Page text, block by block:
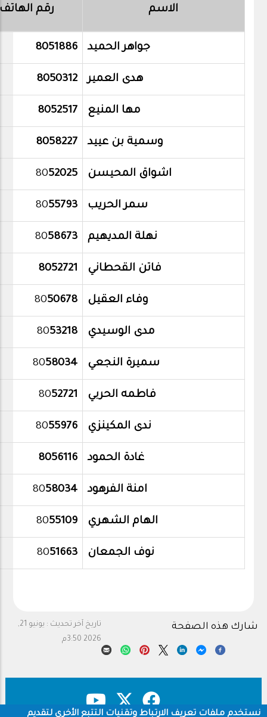
الاسم رقم
جواهر الحميد 8051886
هدى العمير 8050312
مها المنيع 8052517
وسمية بن عييد 8058227
اشواق المحيسن 8052025
سمر الحريب 8055793
نهلة المديهيم 8058673
فاتن القحطاني 8052721
وفاء العقيل 8050678
مدى الوسيدي 8053218
سميرة النجعي 8058034
فاطمه الحربي 8052721
ندى المكينزي 8055976
غادة الحمود 8056116
امنة الفرهود 8058034
الهام الشهري 8055109
نوف الجمعان 8051663
تاريخ آخر تحديث :
يونيو 21,
2026 3:50م
شارك هذه الصفحة
نستخدم ملفات تعريف الارتباط وتقنيات التتبع الأخرى لتقديم